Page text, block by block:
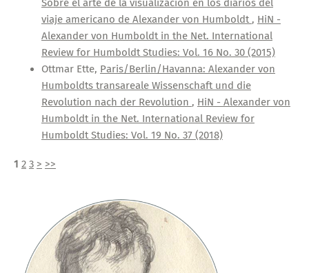
Sobre el arte de la visualización en los diarios del
viaje americano de Alexander von Humboldt , HiN -
Alexander von Humboldt in the Net. International
Review for Humboldt Studies: Vol. 16 No. 30 (2015)
Ottmar Ette, Paris/Berlin/Havanna: Alexander von
Humboldts transareale Wissenschaft und die
Revolution nach der Revolution , HiN - Alexander von
Humboldt in the Net. International Review for
Humboldt Studies: Vol. 19 No. 37 (2018)
1 2 3 > >>